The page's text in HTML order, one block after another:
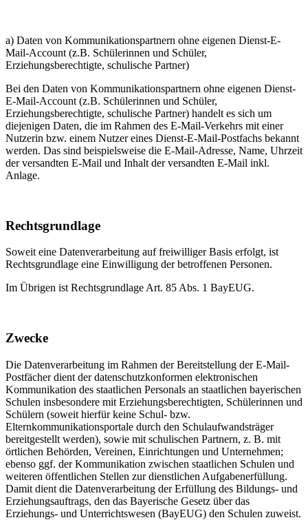
a) Daten von Kommunikationspartnern ohne eigenen Dienst-E-
Mail-Account (z.B. Schülerinnen und Schüler,
Erziehungsberechtigte, schulische Partner)
Bei den Daten von Kommunikationspartnern ohne eigenen Dienst-
E-Mail-Account (z.B. Schülerinnen und Schüler,
Erziehungsberechtigte, schulische Partner) handelt es sich um
diejenigen Daten, die im Rahmen des E-Mail-Verkehrs mit einer
Nutzerin bzw. einem Nutzer eines Dienst-E-Mail-Postfachs bekannt
werden. Das sind beispielsweise die E-Mail-Adresse, Name, Uhrzeit
der versandten E-Mail und Inhalt der versandten E-Mail inkl.
Anlage.
Rechtsgrundlage
Soweit eine Datenverarbeitung auf freiwilliger Basis erfolgt, ist
Rechtsgrundlage eine Einwilligung der betroffenen Personen.
Im Übrigen ist Rechtsgrundlage Art. 85 Abs. 1 BayEUG.
Zwecke
Die Datenverarbeitung im Rahmen der Bereitstellung der E-Mail-
Postfächer dient der datenschutzkonformen elektronischen
Kommunikation des staatlichen Personals an staatlichen bayerischen
Schulen insbesondere mit Erziehungsberechtigten, Schülerinnen und
Schülern (soweit hierfür keine Schul- bzw.
Elternkommunikationsportale durch den Schulaufwandsträger
bereitgestellt werden), sowie mit schulischen Partnern, z. B. mit
örtlichen Behörden, Vereinen, Einrichtungen und Unternehmen;
ebenso ggf. der Kommunikation zwischen staatlichen Schulen und
weiteren öffentlichen Stellen zur dienstlichen Aufgabenerfüllung.
Damit dient die Datenverarbeitung der Erfüllung des Bildungs- und
Erziehungsauftrags, den das Bayerische Gesetz über das
Erziehungs- und Unterrichtswesen (BayEUG) den Schulen zuweist.